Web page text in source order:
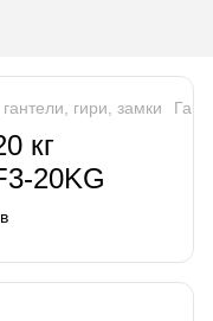
гири, замки
кг
20KG